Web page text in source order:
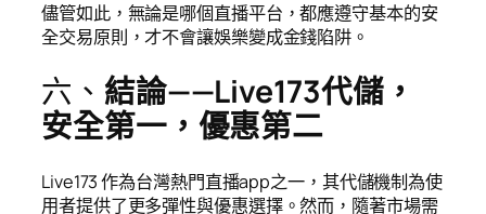
儘管如此，無論是哪個直播平台，都應遵守基本的安
全交易原則，才不會讓娛樂變成金錢陷阱。
六、 結論——Live173代儲，
安全第一，優惠第二
Live173 作為台灣熱門直播app之一，其代儲機制為使
用者提供了更多彈性與優惠選擇。然而，隨著市場需